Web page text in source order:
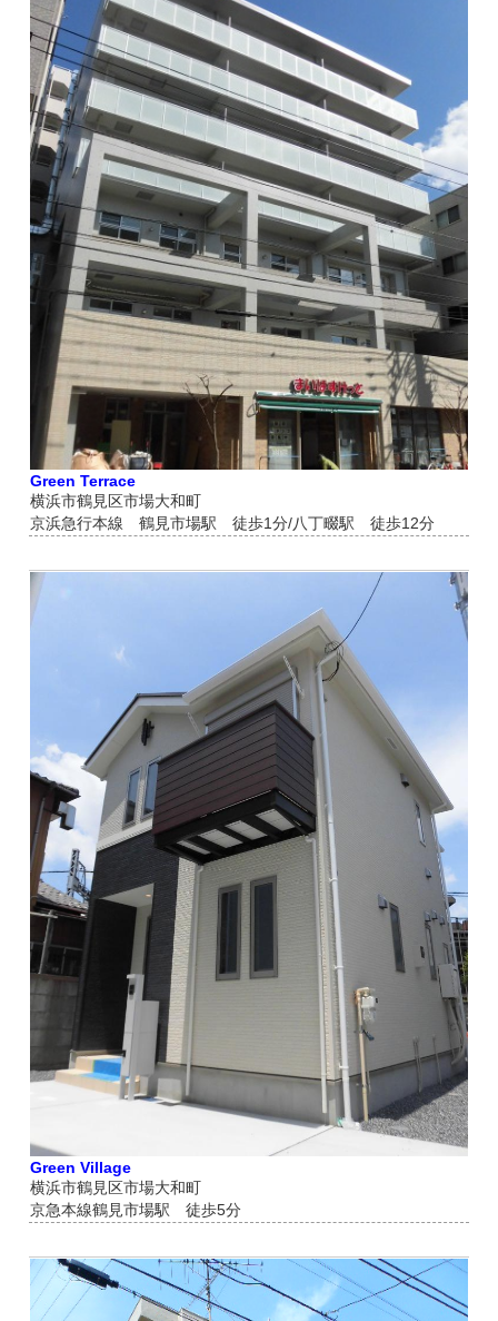
Green Terrace
横浜市鶴見区市場大和町
京浜急行本線 鶴見市場駅 徒歩1分/八丁畷駅 徒歩12分
Green Village
横浜市鶴見区市場大和町
京急本線鶴見市場駅 徒歩5分